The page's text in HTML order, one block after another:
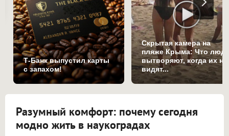
Т-Банк выпустил карты
с запахом!
Скрытая камера на
пляже Крыма: Что
вытворяют, когда их не
видят...
Разумный комфорт: почему сегодня
модно жить в наукоградах